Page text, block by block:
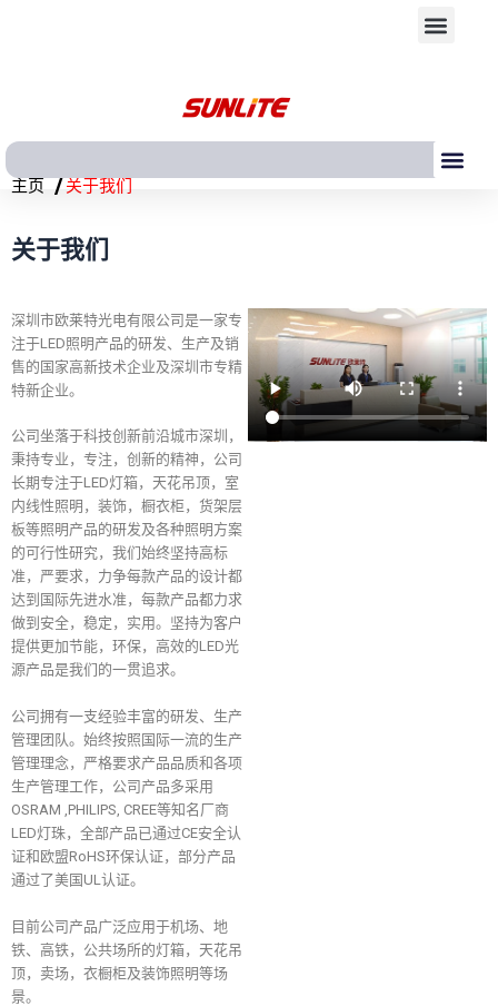
主页 /关于我们
关于我们
深圳市欧莱特光电有限公司是一家专
注于LED照明产品的研发、生产及销
售的国家高新技术企业及深圳市专精
特新企业。
公司坐落于科技创新前沿城市深圳，
秉持专业，专注，创新的精神，公司
长期专注于LED灯箱，天花吊顶，室
内线性照明，装饰，橱衣柜，货架层
板等照明产品的研发及各种照明方案
的可行性研究，我们始终坚持高标
准，严要求，力争每款产品的设计都
达到国际先进水准，每款产品都力求
做到安全，稳定，实用。坚持为客户
提供更加节能，环保，高效的LED光
源产品是我们的一贯追求。
公司拥有一支经验丰富的研发、生产
管理团队。始终按照国际一流的生产
管理理念，严格要求产品品质和各项
生产管理工作，公司产品多采用
OSRAM ,PHILIPS, CREE等知名厂商
LED灯珠，全部产品已通过CE安全认
证和欧盟RoHS环保认证，部分产品
通过了美国UL认证。
目前公司产品广泛应用于机场、地
铁、高铁，公共场所的灯箱，天花吊
顶，卖场，衣橱柜及装饰照明等场
景。